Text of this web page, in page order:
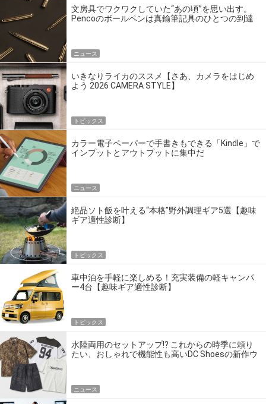
文房具でワクワクしていた“あの頃”を思い出す。
Pencoのボールペンは真鍮筆記具のひとつの到達
ニュース
いきなりライカのススメ【さあ、カメラをはじめ
よう 2026 CAMERA STYLE】
トピックス
カラー電子ペーパーで手書きもできる「Kindle」で
インプットとアウトプットに集中だ
ニュース
絶品ソト飯を叶える“本格”野外調理ギア5選【趣味
ギア適性診断】
トピックス
車中泊を手軽に楽しめる！充実装備の軽キャンパ
ー4台【趣味ギア適性診断】
トピックス
水陸両用のセットアップ!? これからの時季に頼り
たい、おしゃれで機能性も高いDC Shoesの新作ウ
ニュース